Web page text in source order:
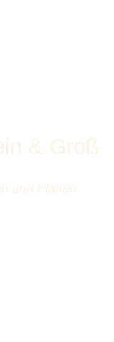
& Groß
und Planen